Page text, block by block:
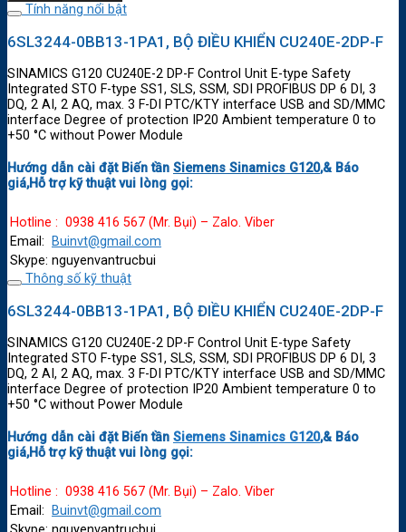
Tính năng nổi bật
6SL3244-0BB13-1PA1, BỘ ĐIỀU KHIỂN CU240E-2DP-F
SINAMICS G120 CU240E-2 DP-F Control Unit E-type Safety
Integrated STO F-type SS1, SLS, SSM, SDI PROFIBUS DP 6 DI, 3
DQ, 2 AI, 2 AQ, max. 3 F-DI PTC/KTY interface USB and SD/MMC
interface Degree of protection IP20 Ambient temperature 0 to
+50 °C without Power Module
Hướng dẫn cài đặt Biến tần Siemens Sinamics G120,& Báo
giá,Hỗ trợ kỹ thuật vui lòng gọi:
Hotline : 0938 416 567 (Mr. Bụi) – Zalo. Viber
Email:
Buinvt@gmail.com
Skype: nguyenvantrucbui
Thông số kỹ thuật
6SL3244-0BB13-1PA1, BỘ ĐIỀU KHIỂN CU240E-2DP-F
SINAMICS G120 CU240E-2 DP-F Control Unit E-type Safety
Integrated STO F-type SS1, SLS, SSM, SDI PROFIBUS DP 6 DI, 3
DQ, 2 AI, 2 AQ, max. 3 F-DI PTC/KTY interface USB and SD/MMC
interface Degree of protection IP20 Ambient temperature 0 to
+50 °C without Power Module
Hướng dẫn cài đặt Biến tần Siemens Sinamics G120,& Báo
giá,Hỗ trợ kỹ thuật vui lòng gọi:
Hotline : 0938 416 567 (Mr. Bụi) – Zalo. Viber
Email:
Buinvt@gmail.com